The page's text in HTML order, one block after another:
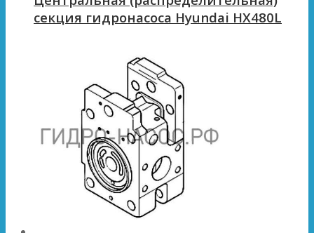
секция гидронасоса Hyundai HX480L